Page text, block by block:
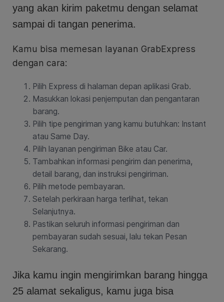
yang akan kirim paketmu dengan selamat
sampai di tangan penerima.
Kamu bisa memesan layanan GrabExpress
dengan cara:
Pilih Express di halaman depan aplikasi Grab.
Masukkan lokasi penjemputan dan pengantaran
barang.
Pilih tipe pengiriman yang kamu butuhkan: Instant
atau Same Day.
Pilih layanan pengiriman Bike atau Car.
Tambahkan informasi pengirim dan penerima,
detail barang, dan instruksi pengiriman.
Pilih metode pembayaran.
Setelah perkiraan harga terlihat, tekan
Selanjutnya.
Pastikan seluruh informasi pengiriman dan
pembayaran sudah sesuai, lalu tekan Pesan
Sekarang.
Jika kamu ingin mengirimkan barang hingga
25 alamat sekaligus, kamu juga bisa